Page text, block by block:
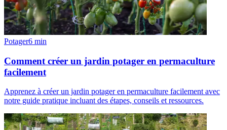
Potager6 min
Comment créer un jardin potager en permaculture
facilement
Apprenez à créer un jardin potager en permaculture facilement avec
notre guide pratique incluant des étapes, conseils et ressources.